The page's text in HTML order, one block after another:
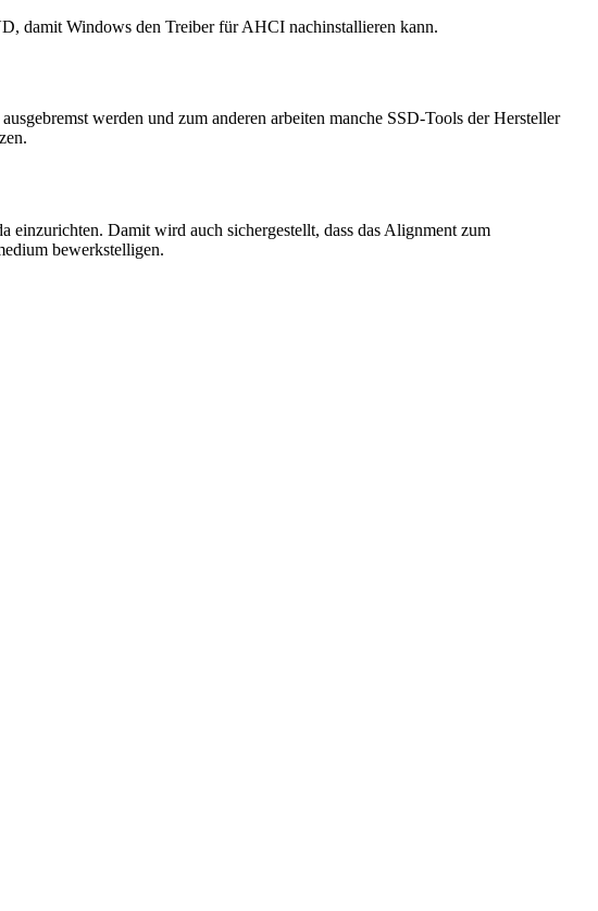
damit Windows den Treiber für AHCI nachinstallieren kann.
werden und zum anderen arbeiten manche SSD-Tools der Hersteller
einzurichten. Damit wird auch sichergestellt, dass das Alignment zum
bewerkstelligen.